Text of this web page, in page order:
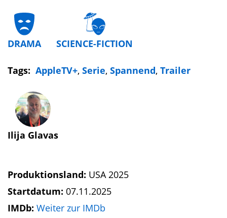
DRAMA SCIENCE-FICTION
Tags: AppleTV+, Serie, Spannend, Trailer
Ilija Glavas
Produktionsland: USA 2025
Startdatum: 07.11.2025
IMDb: Weiter zur IMDb